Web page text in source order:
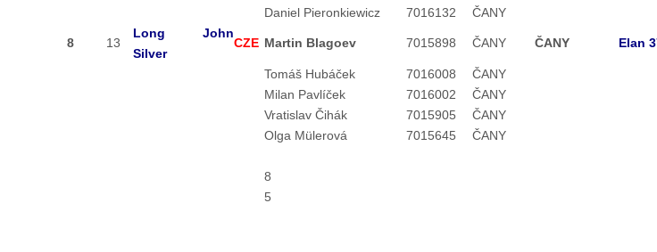
Daniel Pieronkiewicz
7016132 ČANY
8 13
Long John
Silver
CZE Martin Blagoev 7015898 ČANY ČANY Elan
Tomáš Hubáček 7016008
ČANY
Milan Pavlíček
7016002
ČANY
Vratislav Čihák
7015905
ČANY
Olga Mülerová
7015645 ČANY
8
5